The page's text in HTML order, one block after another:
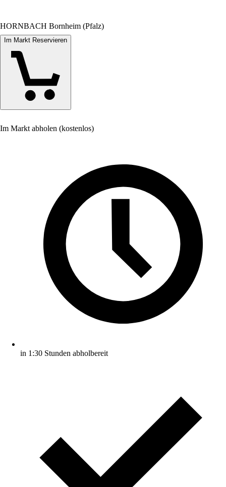
HORNBACH Bornheim (Pfalz)
Im Markt Reservieren
Im Markt abholen (kostenlos)
in 1:30 Stunden abholbereit